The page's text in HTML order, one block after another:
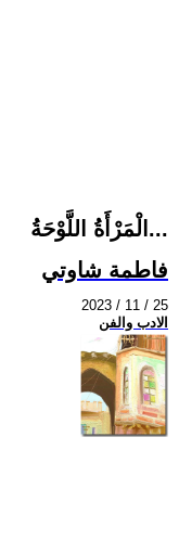
الْمَرْأَةُ اللَّوْحَةُ...
فاطمة شاوتي
2023 / 11 / 25
الادب والفن